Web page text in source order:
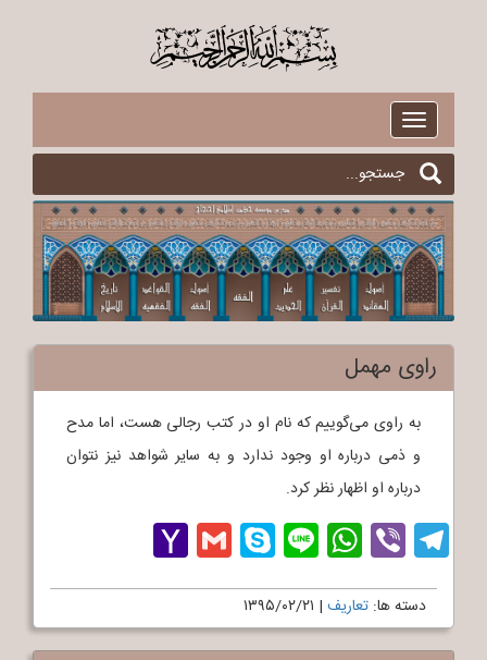
$
Toggle
navigation
راوی مهمل
به راوی می‌گوییم که نام او در کتب رجالی هست، اما مدح
و ذمی درباره او وجود ندارد و به سایر شواهد نیز نتوان
درباره او اظهار نظر کرد.
Telegram
Viber
WhatsApp
Line
Skype
Gmail
Mail
دسته ها: تعاریف | ۱۳۹۵/۰۲/۲۱